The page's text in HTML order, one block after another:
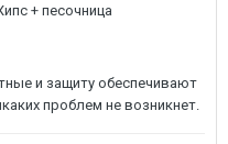
+ песочница
и защиту обеспечивают
проблем не возникнет.